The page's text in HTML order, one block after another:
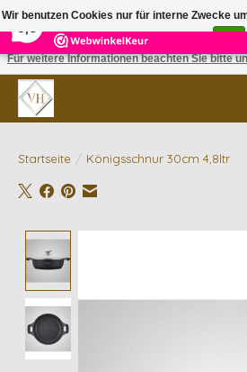
5 Reviews
✓ Gratis verzending vanaf €200 | ✓ 14 dagen
Startseite / Königsschnur 30cm 4,8ltr
Wir benutzen Cookies nur für interne Zwecke
Ist das in Ordnung?
Für weitere Informationen beachten Sie bitte